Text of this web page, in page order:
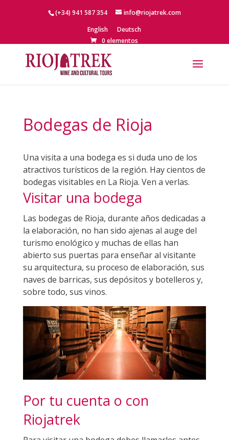
(+34) 941 587 354
info@riojatrek.com
English
Deutsch
0 elementos
Bodegas de Rioja
Una visita a una bodega es si duda uno de los
atractivos turísticos de la región. Hay cientos de
bodegas visitables en La Rioja. Ven a verlas.
Visitar una bodega
Las bodegas de Rioja, durante años dedicadas a
la elaboración, no han sido ajenas al auge del
turismo enológico y muchas de ellas han
abierto sus puertas para enseñar al visitante
su arquitectura, su proceso de elaboración, sus
naves de barricas, sus depósitos y botelleros y,
sobre todo, sus vinos.
Por tu cuenta o con
Riojatrek